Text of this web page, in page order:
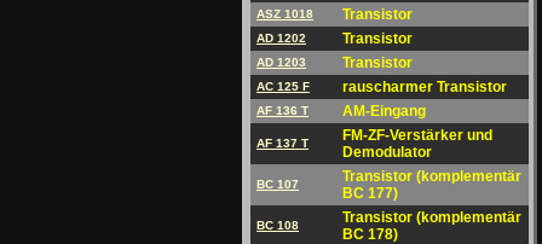
ASZ 1018 Transistor
AD 1202 Transistor
AD 1203 Transistor
AC 125 F rauscharmer Transistor
AF 136 T AM-Eingang
AF 137 T
FM-ZF-Verstärker und
Demodulator
BC 107
Transistor (komplementär
BC 177)
BC 108
Transistor (komplementär
BC 178)